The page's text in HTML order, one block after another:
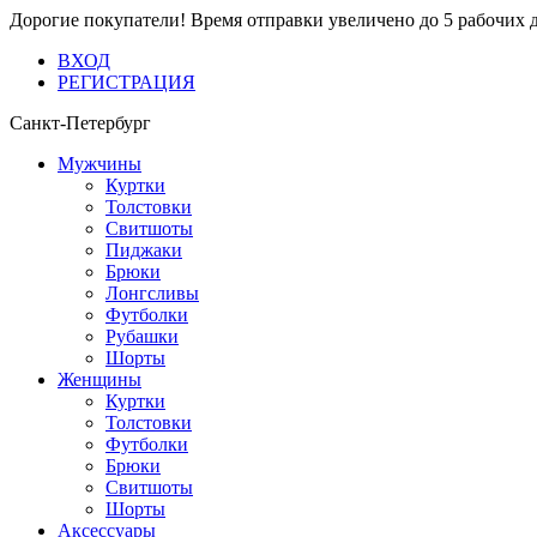
Дорогие покупатели! Время отправки увеличено до 5 рабочих
ВХОД
РЕГИСТРАЦИЯ
Санкт-Петербург
Мужчины
Куртки
Толстовки
Свитшоты
Пиджаки
Брюки
Лонгсливы
Футболки
Рубашки
Шорты
Женщины
Куртки
Толстовки
Футболки
Брюки
Свитшоты
Шорты
Аксессуары